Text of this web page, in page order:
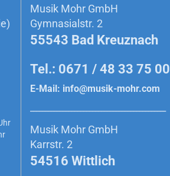
Musik Mohr GmbH
Gymnasialstr. 2
55543 Bad Kreuznach
Tel.: 0671 / 48 33 75 00
E-Mail: info@musik-mohr.com
Musik Mohr GmbH
Karrstr. 2
54516 Wittlich